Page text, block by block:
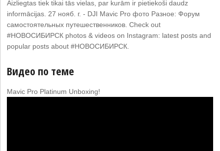
Aizliegtas tiek tikai tās vielas, par kurām ir pietiekoši daudz
informācijas. 27 нояб. г. - DJI Mavic Pro фото Разное: Форум
самостоятельных путешественников. Check out
#НОВОСИБИРСК photos & videos on Instagram: latest posts and
popular posts about #НОВОСИБИРСК.
Видео по теме
Mavic Pro Platinum Unboxing!